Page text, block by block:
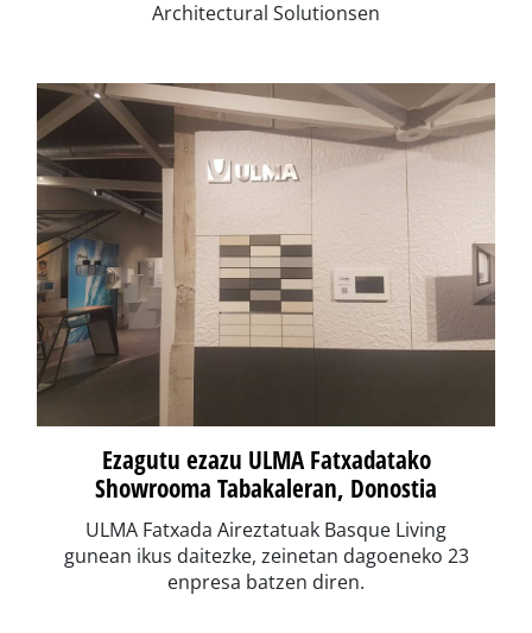
Architectural Solutionsen
Ezagutu ezazu ULMA Fatxadatako
Showrooma Tabakaleran, Donostia
ULMA Fatxada Aireztatuak Basque Living
gunean ikus daitezke, zeinetan dagoeneko 23
enpresa batzen diren.